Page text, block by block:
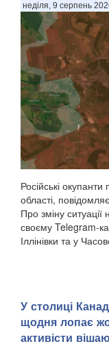
неділя, 9 серпень
Російські
області,
Про зміну
своєму Telegram-
Іллінівки та у
У столиці
щодня лопає
активісти